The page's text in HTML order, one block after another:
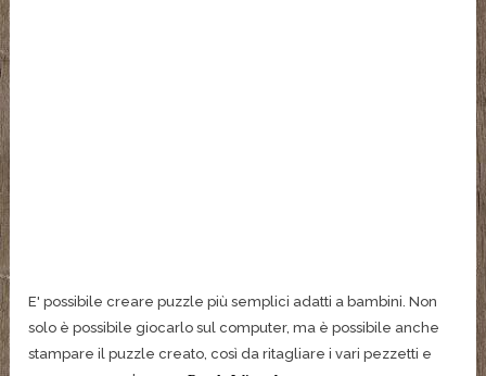
E' possibile creare puzzle più semplici adatti a bambini. Non
solo è possibile giocarlo sul computer, ma è possibile anche
stampare il puzzle creato, così da ritagliare i vari pezzetti e